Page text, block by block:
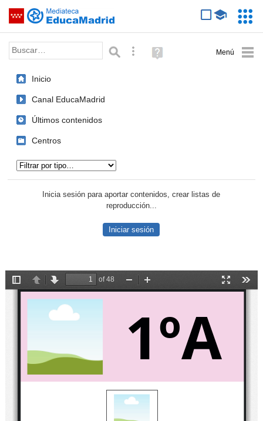
Saltar navegación
Palabra o frase: Búsqueda avanzada
Ayuda
(en
Inicio
Canal EducaMadrid
Últimos contenidos
Centros
Inicia sesión para aportar contenidos, crear listas de
reproducción...
Iniciar sesión